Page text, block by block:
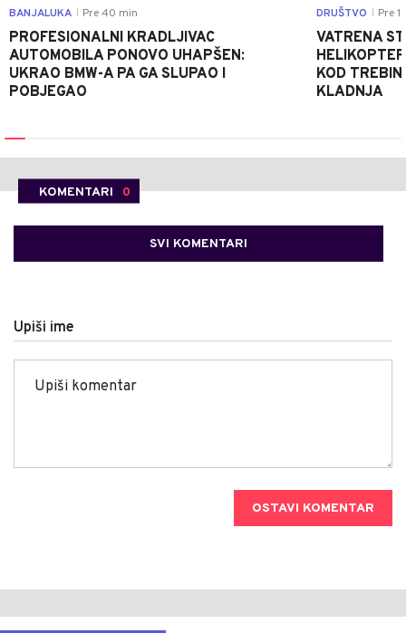
BANJALUKA Pre 40 min
PROFESIONALNI KRADLJIVAC
AUTOMOBILA PONOVO UHAPŠEN:
UKRAO BMW-A PA GA SLUPAO I
POBJEGAO
DRUŠTVO Pre 1
VATRENA
KOD
KLADNJA
KOMENTARI 0
SVI KOMENTARI
Upiši ime
OSTAVI KOMENTAR